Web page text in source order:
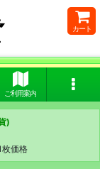
カート
ご利用案内
)
枚価格